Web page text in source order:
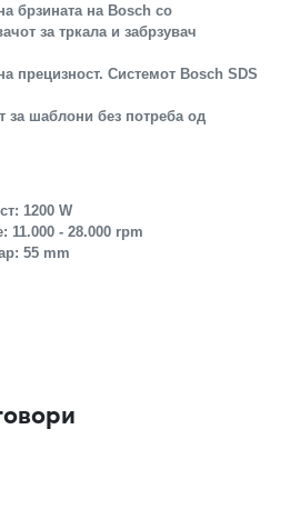
брзината на Bosch со
за тркала и забрзувач
прецизност. Системот Bosch SDS
за шаблони без потреба од
1200 W
11.000 - 28.000 rpm
55 mm